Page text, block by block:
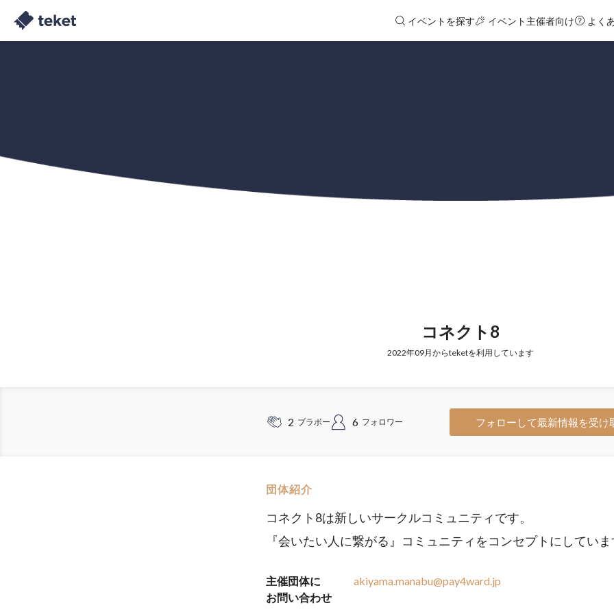
イベントを探す イベント主催者向け よく
コネクト8
2022年09月からteketを利用しています
2 ブラボー 6 フォロワー フォローして最新情報を受け
団体紹介
コネクト8は新しいサークルコミュニティです。
『会いたい人に繋がる』コミュニティをコンセプトにしてい
主催団体に
お問い合わせ
akiyama.manabu@pay4ward.jp